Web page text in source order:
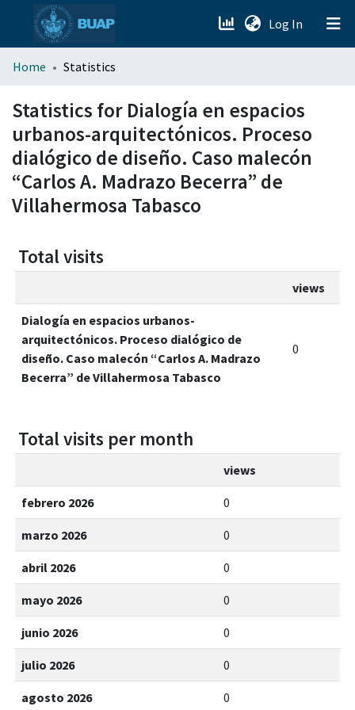
Log In (current)
menu.section.about_menu
All of DSpace
Home Statistics
Statistics for Dialogía en espacios
urbanos-arquitectónicos. Proceso
dialógico de diseño. Caso malecón
“Carlos A. Madrazo Becerra” de
Villahermosa Tabasco
Total visits
views
Dialogía en espacios urbanos-
arquitectónicos. Proceso dialógico de
diseño. Caso malecón “Carlos A. Madrazo
Becerra” de Villahermosa Tabasco
0
Total visits per month
views
febrero 2026 0
marzo 2026 0
abril 2026 0
mayo 2026 0
junio 2026 0
julio 2026 0
agosto 2026 0